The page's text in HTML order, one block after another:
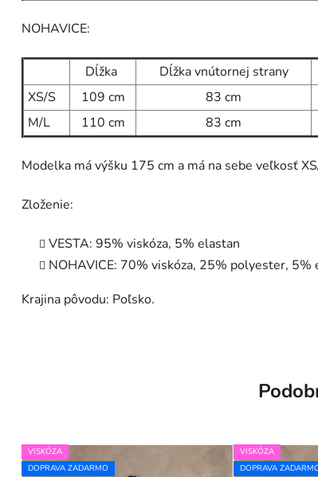
NOHAVICE:
Dĺžka Dĺžka vnútornej strany
XS/S
109 cm 83 cm
M/L
110 cm 83 cm
Modelka má výšku 175 cm a má na sebe veľkosť
Zloženie:
VESTA: 95% viskóza, 5% elastan
NOHAVICE: 70% viskóza, 25% polyester, 5%
Krajina pôvodu: Poľsko.
VISKÓZA
DOPRAVA ZADARMO
VISKÓZA
DOPRAVA